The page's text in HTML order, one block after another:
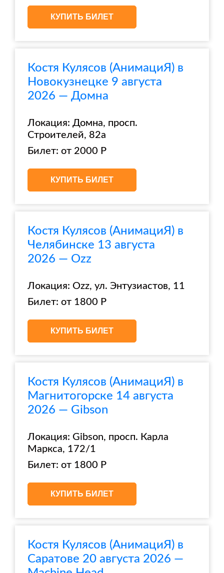
КУПИТЬ БИЛЕТ
Костя Кулясов (АнимациЯ) в
Новокузнецке 9 августа
2026 — Домна
Локация: Домна, просп.
Строителей, 82а
Билет: от 2000 Р
КУПИТЬ БИЛЕТ
Костя Кулясов (АнимациЯ) в
Челябинске 13 августа
2026 — Ozz
Локация: Ozz, ул. Энтузиастов, 11
Билет: от 1800 Р
КУПИТЬ БИЛЕТ
Костя Кулясов (АнимациЯ) в
Магнитогорске 14 августа
2026 — Gibson
Локация: Gibson, просп. Карла
Маркса, 172/1
Билет: от 1800 Р
КУПИТЬ БИЛЕТ
Костя Кулясов (АнимациЯ) в
Саратове 20 августа 2026 —